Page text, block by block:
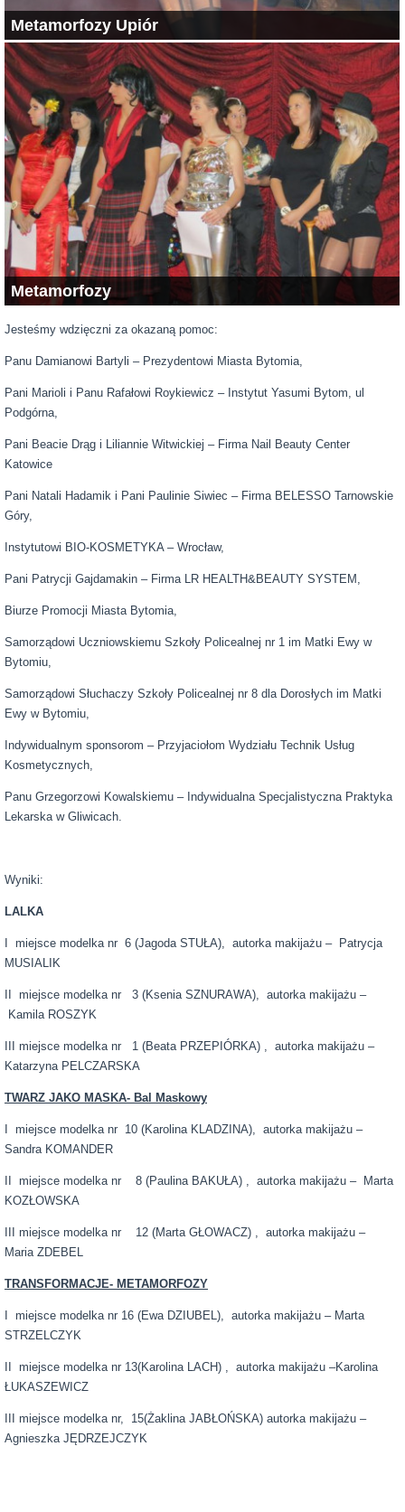
Metamorfozy Upiór
Metamorfozy
Jesteśmy wdzięczni za okazaną pomoc:
Panu Damianowi Bartyli – Prezydentowi Miasta Bytomia,
Pani Marioli i Panu Rafałowi Roykiewicz – Instytut Yasumi Bytom, ul
Podgórna,
Pani Beacie Drąg i Liliannie Witwickiej – Firma Nail Beauty Center
Katowice
Pani Natali Hadamik i Pani Paulinie Siwiec – Firma BELESSO Tarnowskie
Góry,
Instytutowi BIO-KOSMETYKA – Wrocław,
Pani Patrycji Gajdamakin – Firma LR HEALTH&BEAUTY SYSTEM,
Biurze Promocji Miasta Bytomia,
Samorządowi Uczniowskiemu Szkoły Policealnej nr 1 im Matki Ewy w
Bytomiu,
Samorządowi Słuchaczy Szkoły Policealnej nr 8 dla Dorosłych im Matki
Ewy w Bytomiu,
Indywidualnym sponsorom – Przyjaciołom Wydziału Technik Usług
Kosmetycznych,
Panu Grzegorzowi Kowalskiemu – Indywidualna Specjalistyczna Praktyka
Lekarska w Gliwicach.
Wyniki:
LALKA
I miejsce modelka nr 6 (Jagoda STUŁA), autorka makijażu – Patrycja
MUSIALIK
II miejsce modelka nr 3 (Ksenia SZNURAWA), autorka makijażu –
Kamila ROSZYK
III miejsce modelka nr 1 (Beata PRZEPIÓRKA) , autorka makijażu –
Katarzyna PELCZARSKA
TWARZ JAKO MASKA- Bal Maskowy
I miejsce modelka nr 10 (Karolina KLADZINA), autorka makijażu –
Sandra KOMANDER
II miejsce modelka nr 8 (Paulina BAKUŁA) , autorka makijażu – Marta
KOZŁOWSKA
III miejsce modelka nr 12 (Marta GŁOWACZ) , autorka makijażu –
Maria ZDEBEL
TRANSFORMACJE- METAMORFOZY
I miejsce modelka nr 16 (Ewa DZIUBEL), autorka makijażu – Marta
STRZELCZYK
II miejsce modelka nr 13(Karolina LACH) , autorka makijażu –Karolina
ŁUKASZEWICZ
III miejsce modelka nr, 15(Żaklina JABŁOŃSKA) autorka makijażu –
Agnieszka JĘDRZEJCZYK